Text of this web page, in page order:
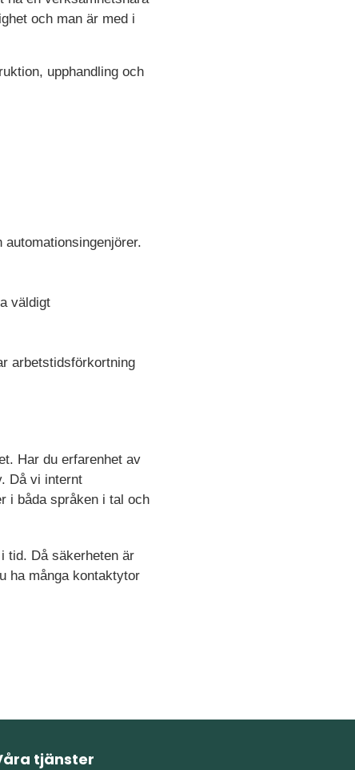
och man är med i
upphandling och
väldigt
arbetstidsförkortning
Har du erfarenhet av
Då vi internt
i båda språken i tal och
tid. Då säkerheten är
ha många kontaktytor
tjänster